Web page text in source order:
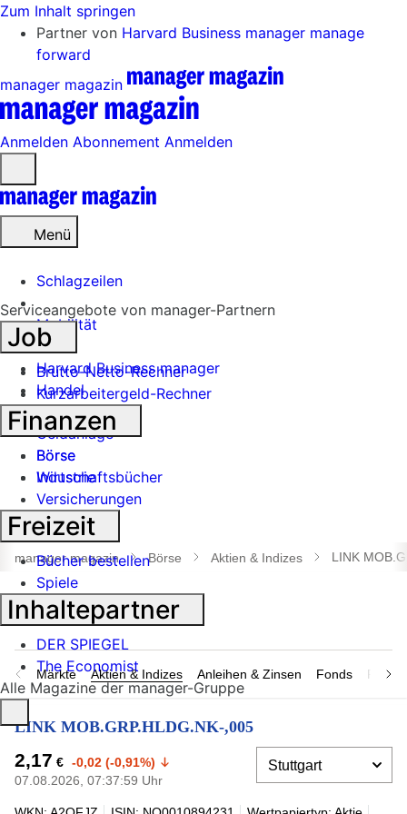
Zum Inhalt springen
Partner von Harvard Business manager manage
forward
manager magazin
Anmelden Abonnement Anmelden
öffnen
Menü
Schlagzeilen
Mobilität
Tech
Harvard Business manager
Handel
Banken
Geldanlage
Börse
Industrie
Suche
öffnen
manager magazin Börse Aktien & Indizes LINK
Märkte Aktien & Indizes Anleihen & Zinsen Fonds
LINK MOB.GRP.HLDG.NK-,005
2,17 € -0,02 (-0,91%)
07.08.2026, 07:37:59 Uhr
Serviceangebote von manager-Partnern
Job
Brutto-Netto-Rechner
Kurzarbeitergeld-Rechner
Finanzen
Börse
Wirtschaftsbücher
Versicherungen
Freizeit
Bücher bestellen
Spiele
Inhaltepartner
DER SPIEGEL
The Economist
Alle Magazine der manager-Gruppe